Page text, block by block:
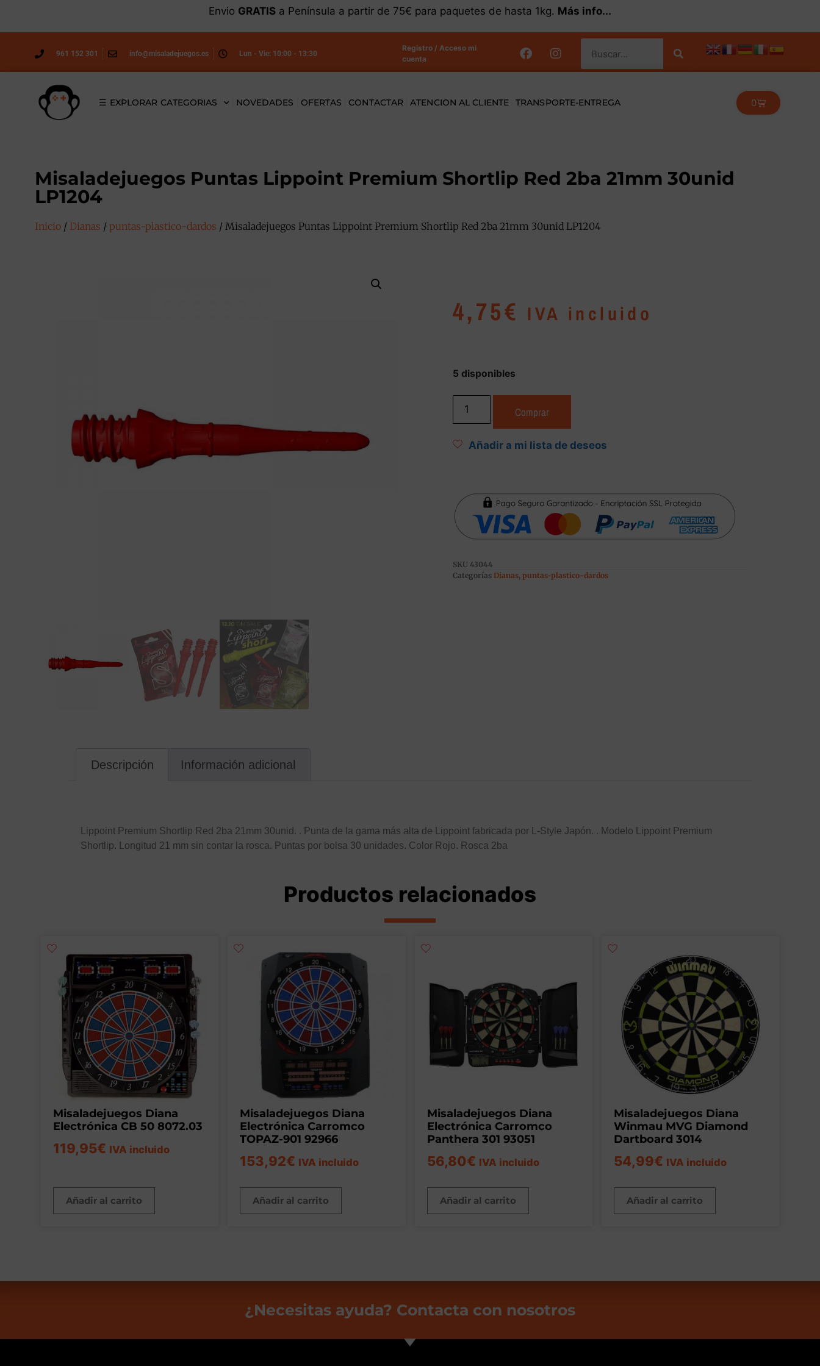
Envio GRATIS a Península a partir de 75€ para paquetes de hasta 1kg. Más info...
961 152 301 info@misaladejuegos.es Lun - Vie: 10:00 - 13:30
Registro / Acceso mi
cuenta
☰ EXPLORAR CATEGORIAS NOVEDADES OFERTAS CONTACTAR ATENCION AL CLIENTE TRANSPORTE-ENTREGA 0
Misaladejuegos Puntas Lippoint Premium Shortlip Red 2ba 21mm 30unid
LP1204
Inicio / Dianas / puntas-plastico-dardos / Misaladejuegos Puntas Lippoint Premium Shortlip Red 2ba 21mm 30unid LP1204
4,75€ IVA incluido
5 disponibles
Comprar
Añadir a mi lista de deseos
SKU 43044
Categorías Dianas, puntas-plastico-dardos
Descripción Información adicional
Lippoint Premium Shortlip Red 2ba 21mm 30unid. . Punta de la gama más alta de Lippoint fabricada por L-Style Japón. . Modelo Lippoint Premium
Shortlip. Longitud 21 mm sin contar la rosca. Puntas por bolsa 30 unidades. Color Rojo. Rosca 2ba
Productos relacionados
Misaladejuegos Diana
Electrónica CB 50 8072.03
119,95€ IVA incluido
Añadir al carrito
Misaladejuegos Diana
Electrónica Carromco
TOPAZ-901 92966
153,92€ IVA incluido
Añadir al carrito
Misaladejuegos Diana
Electrónica Carromco
Panthera 301 93051
56,80€ IVA incluido
Añadir al carrito
Misaladejuegos Diana
Winmau MVG Diamond
Dartboard 3014
54,99€ IVA incluido
Añadir al carrito
¿Necesitas ayuda? Contacta con nosotros